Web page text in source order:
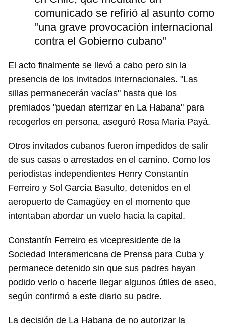
Guardar como favorito
iniciar sesión con tu cuenta de 14ymedio.
comunicado se refirió al asunto como
"una grave provocación internacional
contra el Gobierno cubano"
El acto finalmente se llevó a cabo pero sin la
presencia de los invitados internacionales. "Las
sillas permanecerán vacías" hasta que los
premiados "puedan aterrizar en La Habana" para
recogerlos en persona, aseguró Rosa María Payá.
Otros invitados cubanos fueron impedidos de salir
de sus casas o arrestados en el camino. Como los
periodistas independientes Henry Constantín
Ferreiro y Sol García Basulto, detenidos en el
aeropuerto de Camagüey en el momento que
intentaban abordar un vuelo hacia la capital.
Constantín Ferreiro es vicepresidente de la
Sociedad Interamericana de Prensa para Cuba y
permanece detenido sin que sus padres hayan
podido verlo o hacerle llegar algunos útiles de aseo,
según confirmó a este diario su padre.
La decisión de La Habana de no autorizar la